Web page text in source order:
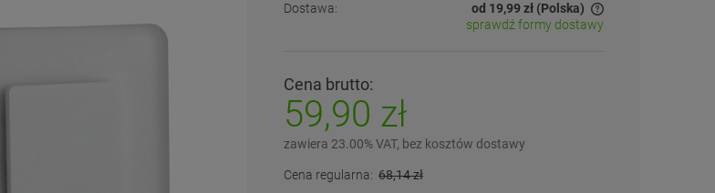
Dostawa:
od 19,99 zł (Polska)
sprawdź formy dostawy
Cena brutto:
59,90 zł
zawiera 23.00% VAT, bez kosztów dostawy
Cena regularna: 68,14 zł